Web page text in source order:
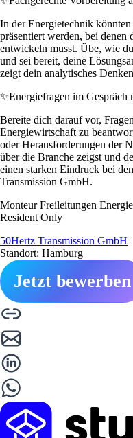
In der Energietechnik
präsentiert werden, bei denen
entwickeln musst. Übe, wie
und sei bereit, deine
zeigt dein analytisches
✨Energiefragen im Gespräch
Bereite dich darauf vor,
Energiewirtschaft zu
oder Herausforderungen der
über die Branche zeigst und
einen starken Eindruck bei
Transmission GmbH.
Monteur Freileitungen
Resident Only
50Hertz Transmission GmbH
Standort: Hamburg
Jetzt bewerben